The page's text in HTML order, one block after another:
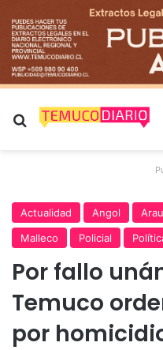
Buscar por
Actualidad Angol
Malleco
Policial
Por fallo
Temuco
por